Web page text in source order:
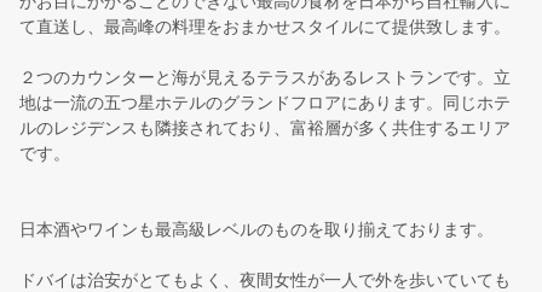
て直送し、最高峰の料理をおまかせスタイルにて提供致します。
２つのカウンターと海が見えるテラスがあるレストランです。立
地は一流の五つ星ホテルのグランドフロアにあります。同じホテ
ルのレジデンスも隣接されており、富裕層が多く共住するエリア
です。
日本酒やワインも最高級レベルのものを取り揃えております。
ドバイは治安がとてもよく、夜間女性が一人で外を歩いていても